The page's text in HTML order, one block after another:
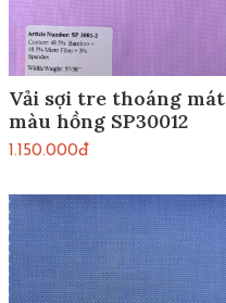
Vải sợi tre thoáng mát
màu hồng SP30012
1.150.000đ